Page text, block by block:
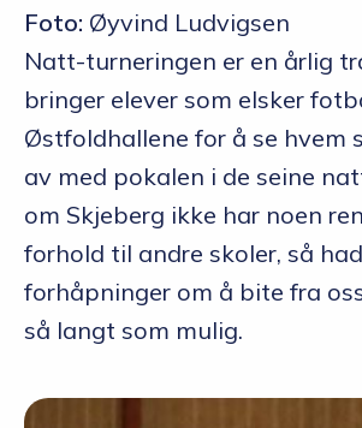
Foto: Øyvind Ludvigsen
Natt-turneringen er en årlig
bringer elever som elsker
Østfoldhallene for å se hvem
av med pokalen i de seine
om Skjeberg ikke har noen
forhold til andre skoler, så
forhåpninger om å bite fra
så langt som mulig.